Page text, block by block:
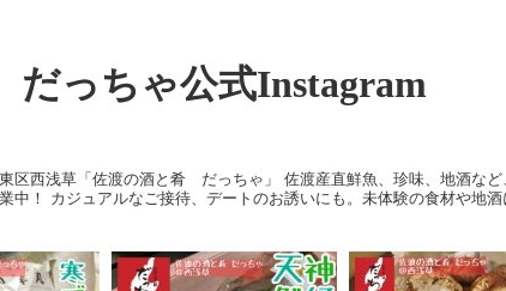
だっちゃ公式Instagram
区西浅草「佐渡の酒と肴 だっちゃ」
佐渡産直鮮魚、珍味、地酒な
中！
カジュアルなご接待、デートのお誘いにも。未体験の食材や地